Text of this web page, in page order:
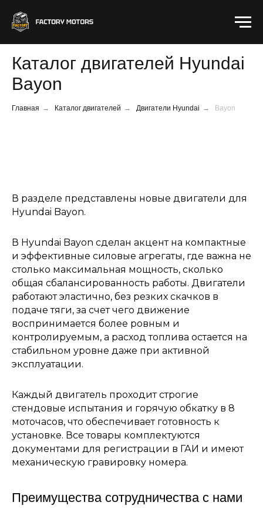
Каталог двигателей Hyundai
Bayon
Главная → Каталог двигателей → Двигатели Hyundai → Bayon
В разделе представлены новые двигатели для
Hyundai Bayon.
В Hyundai Bayon сделан акцент на компактные
и эффективные силовые агрегаты, где важна не
столько максимальная мощность, сколько
общая сбалансированность работы. Двигатели
работают эластично, без резких скачков в
подаче тяги, за счет чего движение
воспринимается более ровным и
контролируемым, а расход топлива остается на
стабильном уровне даже при активной
эксплуатации.
Каждый двигатель проходит строгие
стендовые испытания и горячую обкатку в 8
моточасов, что обеспечивает готовность к
установке. Все товары комплектуются
документами для регистрации в ГАИ и имеют
механическую гравировку номера.
Преимущества сотрудничества с нами